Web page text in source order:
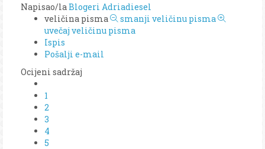
Napisao/la Blogeri Adriadiesel
veličina pisma
smanji veličinu pisma
uvečaj veličinu pisma
Ispis
Pošalji e-mail
Ocijeni sadržaj
1
2
3
4
5